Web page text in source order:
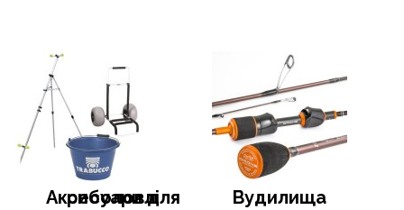
Аксесуари для риболовлі Вудилища